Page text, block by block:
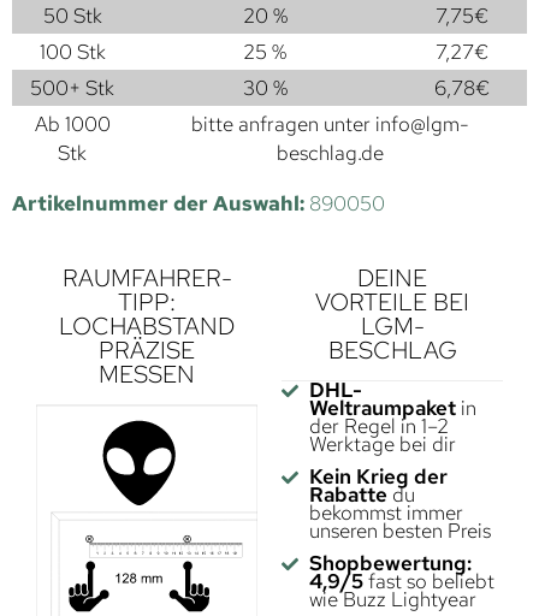
50 Stk
20 % 7,75€
100 Stk
25 % 7,27€
500+ Stk
30 % 6,78€
Ab 1000
Stk
bitte anfragen unter info@lgm-
beschlag.de
Artikelnummer der Auswahl: 890050
RAUMFAHRER-
TIPP:
LOCHABSTAND
PRÄZISE
MESSEN
DEINE
VORTEILE BEI
LGM-
BESCHLAG
DHL-
Weltraumpaketin
der Regel in 1–2
Werktage bei dir
Kein Krieg der
Rabatte du
bekommst immer
unseren besten Preis
Shopbewertung:
4,9/5fast so beliebt
wie Buzz Lightyear